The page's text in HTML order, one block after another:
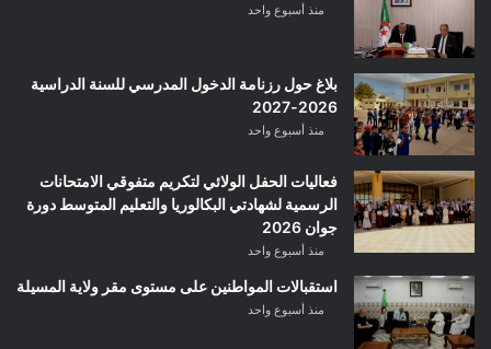
منذ أسبوع واحد
بلاغ حول رزنامة الدخول المدرسي للسنة الدراسية
2026-2027
منذ أسبوع واحد
فعاليات الحفل الولائي لتكريم متفوقي الامتحانات
الرسمية لشهادتي البكالوريا والتعليم المتوسط دورة
جوان 2026
منذ أسبوع واحد
استقبالات المواطنين على مستوى مقر ولاية المسيلة
منذ أسبوع واحد